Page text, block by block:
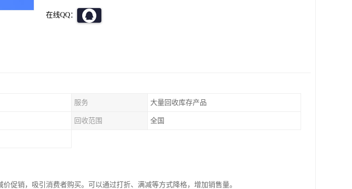
在线QQ：
服务 大量回收库存产品
回收范围 全国
促销，吸引消费者购买。可以通过打折、满减等方式降格，增加销售量。